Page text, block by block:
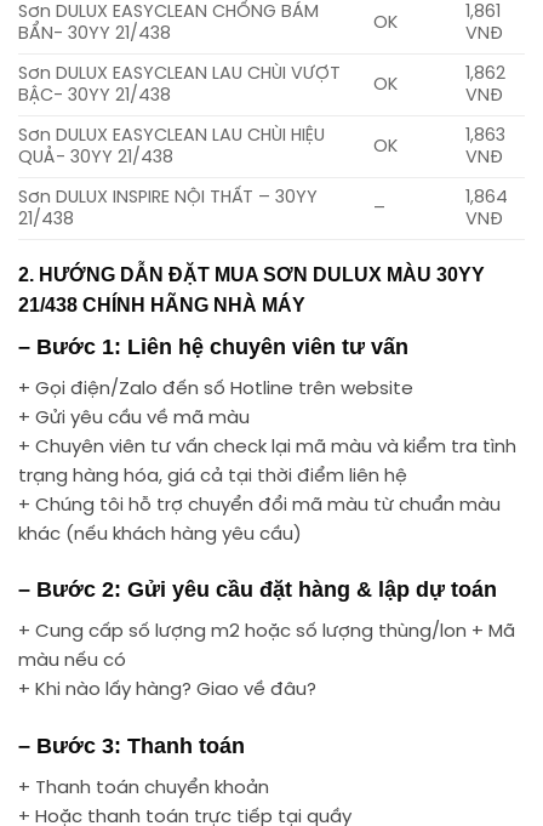
Sơn DULUX EASYCLEAN CHỐNG BÁM
BẨN- 30YY 21/438
OK
1,861
VNĐ
Sơn DULUX EASYCLEAN LAU CHÙI VƯỢT
BẬC- 30YY 21/438
OK
1,862
VNĐ
Sơn DULUX EASYCLEAN LAU CHÙI HIỆU
QUẢ- 30YY 21/438
OK
1,863
VNĐ
Sơn DULUX INSPIRE NỘI THẤT – 30YY
21/438
–
1,864
VNĐ
2. HƯỚNG DẪN ĐẶT MUA SƠN DULUX MÀU 30YY
21/438 CHÍNH HÃNG NHÀ MÁY
– Bước 1: Liên hệ chuyên viên tư vấn
+ Gọi điện/Zalo đến số Hotline trên website
+ Gửi yêu cầu về mã màu
+ Chuyên viên tư vấn check lại mã màu và kiểm tra tình
trạng hàng hóa, giá cả tại thời điểm liên hệ
+ Chúng tôi hỗ trợ chuyển đổi mã màu từ chuẩn màu
khác (nếu khách hàng yêu cầu)
– Bước 2: Gửi yêu cầu đặt hàng & lập dự toán
+ Cung cấp số lượng m2 hoặc số lượng thùng/lon + Mã
màu nếu có
+ Khi nào lấy hàng? Giao về đâu?
– Bước 3: Thanh toán
+ Thanh toán chuyển khoản
+ Hoặc thanh toán trực tiếp tại quầy